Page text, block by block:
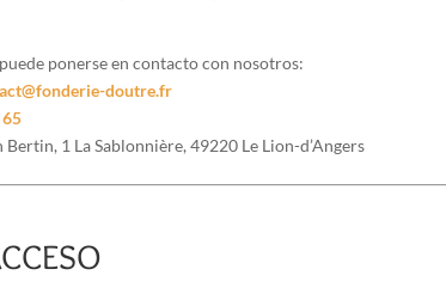
ponerse en contacto con nosotros:
doutre.fr
65
1 La Sablonnière, 49220 Le Lion-d’Angers